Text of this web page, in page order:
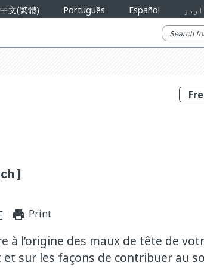
中文(繁體) Português Español اردو
]
print_for_offline
Print
à l’origine des maux de tête de
et sur les façons de contribuer au